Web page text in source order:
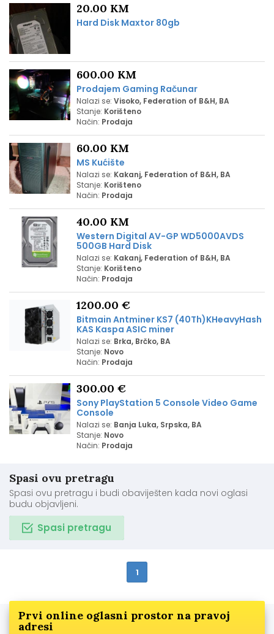
20.00 KM
Hard Disk Maxtor 80gb
600.00 KM
Prodajem Gaming Računar
Nalazi se: Visoko, Federation of B&H, BA
Stanje: Korišteno
Način: Prodaja
60.00 KM
MS Kućište
Nalazi se: Kakanj, Federation of B&H, BA
Stanje: Korišteno
Način: Prodaja
40.00 KM
Western Digital AV-GP WD5000AVDS
500GB Hard Disk
Nalazi se: Kakanj, Federation of B&H, BA
Stanje: Korišteno
Način: Prodaja
1200.00 €
Bitmain Antminer KS7 (40Th)KHeavyHash
KAS Kaspa ASIC miner
Nalazi se: Brka, Brčko, BA
Stanje: Novo
Način: Prodaja
300.00 €
Sony PlayStation 5 Console Video Game
Console
Nalazi se: Banja Luka, Srpska, BA
Stanje: Novo
Način: Prodaja
Spasi ovu pretragu
Spasi ovu pretragu i budi obaviješten kada novi oglasi
budu objavljeni.
Spasi pretragu
1
Prvi online oglasni prostor na pravoj
adresi